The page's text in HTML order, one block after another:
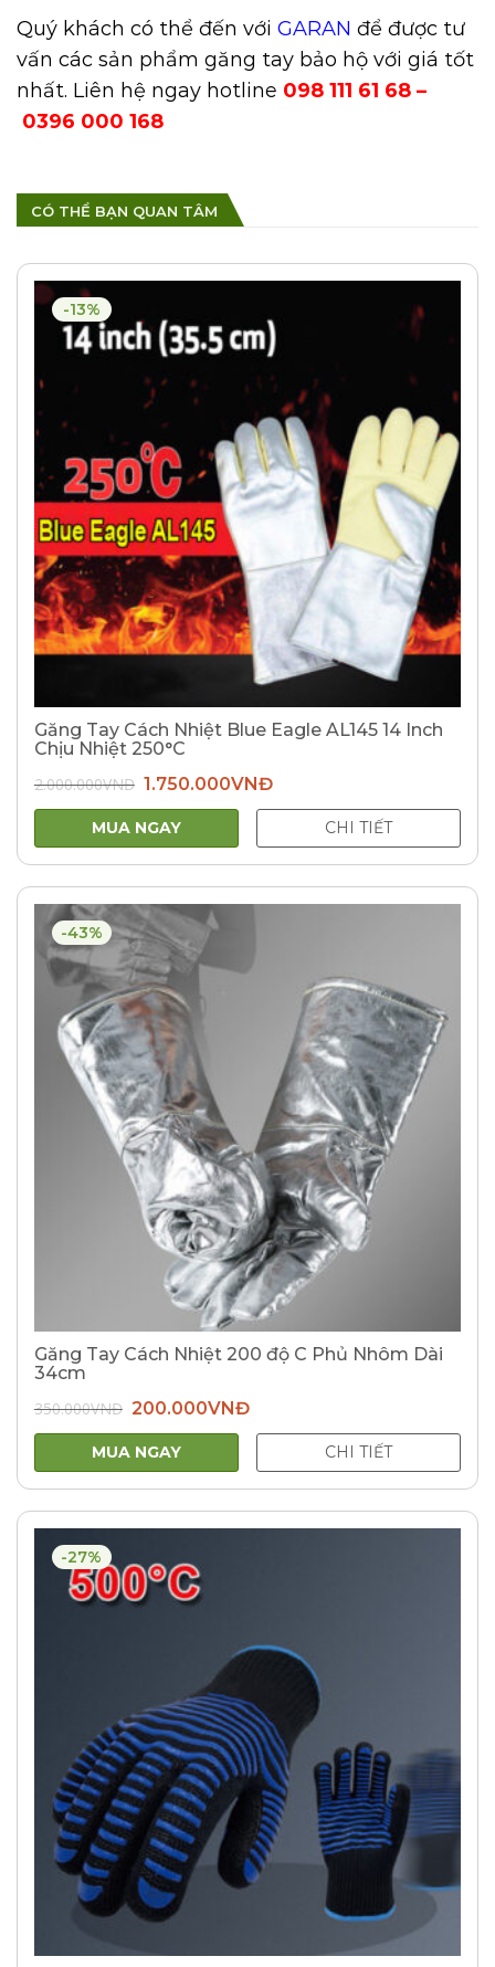
Quý khách có thể đến với GARAN để được tư
vấn các sản phẩm găng tay bảo hộ với giá tốt
nhất. Liên hệ ngay hotline 098 111 61 68 –
0396 000 168
CÓ THỂ BẠN QUAN TÂM
-13%
Găng Tay Cách Nhiệt Blue Eagle AL145 14 Inch
Chịu Nhiệt 250°C
2.000.000VNĐ Giá
gốc
là:
2.000.000VNĐ.
1.750.000VNĐGiá
tại
1.750.000VNĐ.
MUA NGAY CHI TIẾT
-43%
Găng Tay Cách Nhiệt 200 độ C Phủ Nhôm Dài
34cm
350.000VNĐ Giá
gốc
là:
350.000VNĐ.
200.000VNĐGiá
tại
200.000VNĐ.
MUA NGAY CHI TIẾT
-27%